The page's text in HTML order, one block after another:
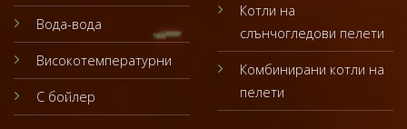
Вода-вода
Високотемпературни
С бойлер
Котли на
слънчогледови пелети
Комбинирани котли на
пелети